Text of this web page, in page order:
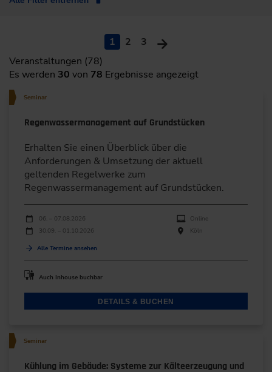
1 2
3
Veranstaltungen (78)
Es werden 30 von 78 Ergebnisse angezeigt
Seminar
Regenwassermanagement auf Grundstücken
Erhalten Sie einen Überblick über die
Anforderungen & Umsetzung der aktuell
geltenden Regelwerke zum
Regenwassermanagement auf Grundstücken.
Durchführungen
Veranstaltungsdatum
06. – 07.08.2026
Online
30.09. – 01.10.2026
Köln
Alle Termine ansehen
Auch Inhouse buchbar
DETAILS & BUCHEN
Seminar
Kühlung im Gebäude: Systeme zur Kälteerzeugung und